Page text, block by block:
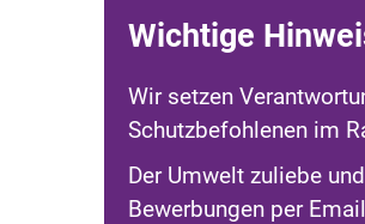
Wichtige
Wir setzen
Schutzbefohlenen im
Der Umwelt zuliebe
Bewerbungen per